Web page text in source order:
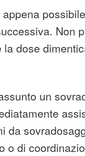
Non
la dose
un
da
o di